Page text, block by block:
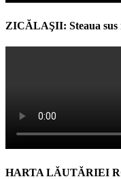
ZICĂLAŞII: Steaua sus
HARTA LĂUTĂRIEI